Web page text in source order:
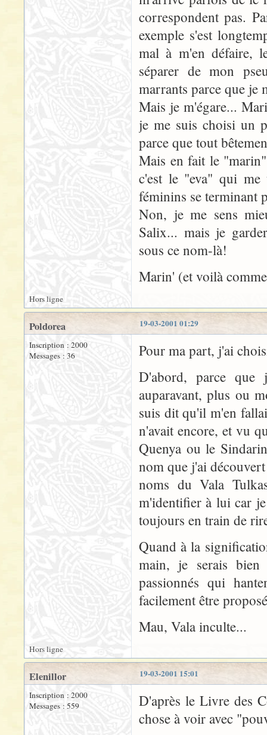
correspondent pas.
exemple s'est
mal à m'en défaire,
séparer de mon
marrants parce que je
Mais je m'égare...
je me suis choisi un
parce que tout
Mais en fait le
c'est le "eva" qui me
féminins se terminant
Non, je me sens
Salix... mais je
sous ce nom-là!
Marin' (et voilà
Hors ligne
19-03-2001 01:29
Poldorea
Inscription : 2000
Messages : 36
Pour ma part, j'ai
D'abord, parce que
auparavant, plus ou
suis dit qu'il m'en
n'avait encore, et vu
Quenya ou le
nom que j'ai
noms du Vala
m'identifier à lui car
toujours en train de
Quand à la
main, je serais
passionnés qui
facilement être
Mau, Vala inculte...
Hors ligne
19-03-2001 15:01
Elenillor
Inscription : 2000
Messages : 559
D'après le Livre des
chose à voir avec